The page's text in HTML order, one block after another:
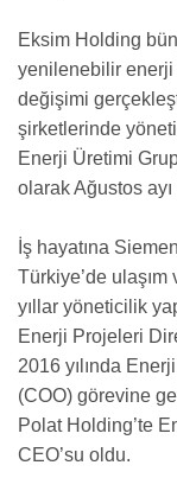
Eksim Holding
yenilenebilir enerji
değişimi
şirketlerinde
Enerji Üretimi
olarak Ağustos
İş hayatına
Türkiye’de
yıllar yöneticilik
Enerji Projeleri
2016 yılında
(COO) görevine
Polat Holding’te
CEO’su oldu.